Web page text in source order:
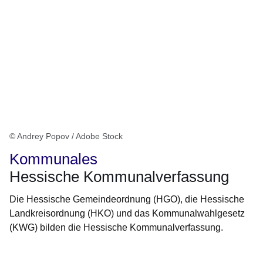
© Andrey Popov / Adobe Stock
Kommunales
Hessische Kommunalverfassung
Die Hessische Gemeindeordnung (HGO), die Hessische
Landkreisordnung (HKO) und das Kommunalwahlgesetz
(KWG) bilden die Hessische Kommunalverfassung.